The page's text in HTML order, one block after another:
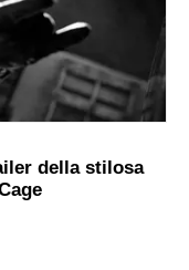
della stilosa